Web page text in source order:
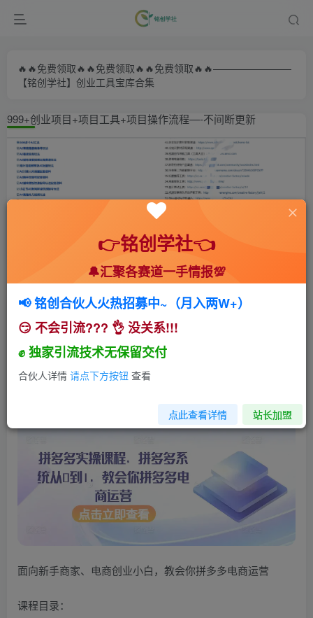
🔥🔥免费领取🔥🔥免费领取🔥🔥免费领取🔥🔥————————
【铭创学社】创业工具宝库合集
999+创业项目+项目工具+项目操作流程—-不间断更新
首页 🍻会员专享 📚综合教程 正文
拼多多实操课程，拼多多系统从0到1，教会你拼多
多电商运营
小助手
294 23
面向新手商家、电商创业小白，教会你拼多多电商运营
课程目录：
👉铭创学社👈
🔔汇聚各赛道一手情报💯
📢 铭创合伙人火热招募中~（月入两W+）
😏 不会引流??? 👌 没关系!!!
✊ 独家引流技术无保留交付
合伙人详情 请点下方按钮 查看
点此查看详情 站长加盟